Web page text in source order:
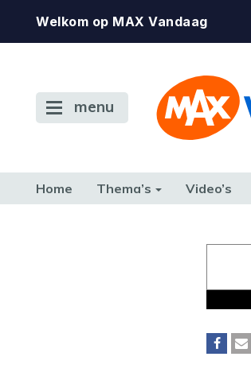
Welkom op MAX Vandaag
menu
Home Thema’s Video’s